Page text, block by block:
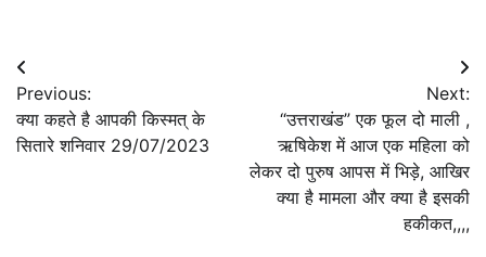
Post
navigation
Previous:
क्या कहते है आपकी किस्मत् के
सितारे शनिवार 29/07/2023
Next:
“उत्तराखंड” एक फूल दो माली ,
ऋषिकेश में आज एक महिला को
लेकर दो पुरुष आपस में भिड़े, आखिर
क्या है मामला और क्या है इसकी
हकीकत,,,,